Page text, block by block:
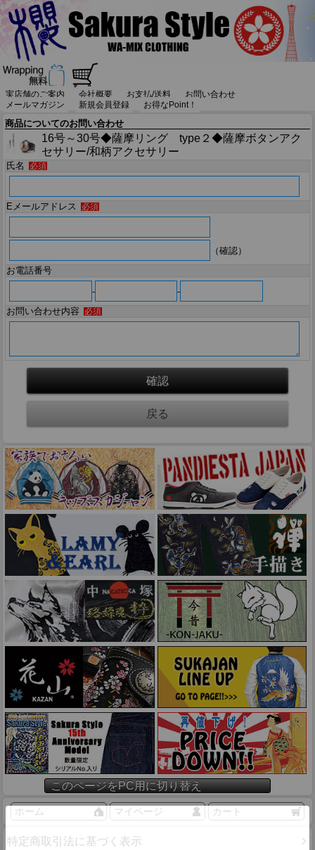
実店舗のご案内 会社概要 お支払/送料
お問い合わせ
メールマガジン
新規会員登録 お得なPoint！
商品についてのお問い合わせ
16号～30号◆薩摩リング type２◆薩摩ボタンアク
セサリー/和柄アクセサリー
氏名 必須
Eメールアドレス 必須
（確認）
お電話番号
-
-
お問い合わせ内容
必須
このページをPC用に切り替え
ホーム マイページ カート
特定商取引法に基づく表示